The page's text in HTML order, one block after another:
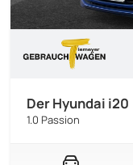
Der Hyundai i20
1.0 Passion